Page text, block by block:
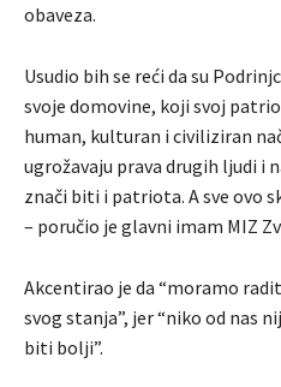
obaveza.
Usudio bih se reći da su
svoje domovine, koji svoj
human, kulturan i civiliziran
ugrožavaju prava drugih ljudi i
znači biti i patriota. A sve ovo
– poručio je glavni imam MIZ
Akcentirao je da “moramo
svog stanja”, jer “niko od nas
biti bolji”.